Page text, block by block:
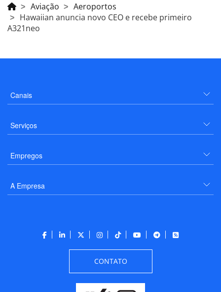
Aviação
Aeroportos
Hawaiian anuncia novo CEO e recebe primeiro
A321neo
Canais
Serviços
Empregos
A Empresa
CONTATO